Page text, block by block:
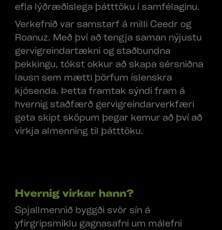
efla lýðræðislega þátttöku í samfélaginu.
Verkefnið var samstarf á milli Ceedr og
Roanuz. Með því að tengja saman nýjustu
gervigreindartækni og staðbundna
þekkingu, tókst okkur að skapa sérsniðna
lausn sem mætti þörfum íslenskra
kjósenda. Þetta framtak sýndi fram á
hvernig staðfærð gervigreindarverkfæri
geta skipt sköpum þegar kemur að því að
virkja almenning til þátttöku.
Hvernig virkar hann?
Spjallmennið byggði svör sín á
yfirgripsmiklu gagnasafni um málefni